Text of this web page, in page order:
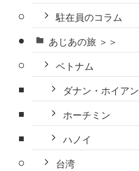
駐在員のコラム
あじあの旅 ＞＞
ベトナム
ダナン・ホイアン
ホーチミン
ハノイ
台湾